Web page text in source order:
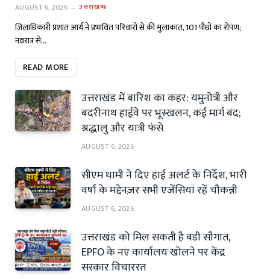
AUGUST 6, 2026 उत्तराखण्ड
जिलाधिकारी प्रशांत आर्य ने प्रभावित परिवारों से की मुलाकात, 101 पौधों का रोपण;
नवरात्र से…
READ MORE
उत्तराखंड में बारिश का कहर: यमुनोत्री और
बदरीनाथ हाईवे पर भूस्खलन, कई मार्ग बंद;
श्रद्धालु और यात्री फंसे
AUGUST 6, 2026
सीएम धामी ने दिए हाई अलर्ट के निर्देश, भारी
वर्षा के मद्देनज़र सभी एजेंसियां रहें चौकन्नी
AUGUST 6, 2026
उत्तराखंड को मिल सकती है बड़ी सौगात,
EPFO के नए कार्यालय खोलने पर केंद्र
सरकार विचाररत